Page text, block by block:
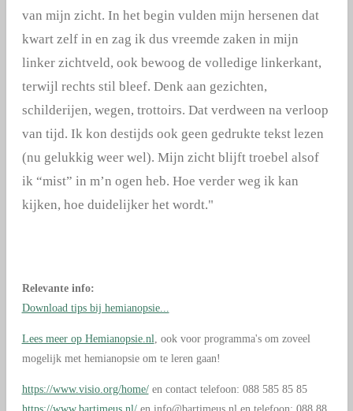
van mijn zicht. In het begin vulden mijn hersenen dat
kwart zelf in en zag ik dus vreemde zaken in mijn
linker zichtveld, ook bewoog de volledige linkerkant,
terwijl rechts stil bleef. Denk aan gezichten,
schilderijen, wegen, trottoirs. Dat verdween na verloop
van tijd. Ik kon destijds ook geen gedrukte tekst lezen
(nu gelukkig weer wel). Mijn zicht blijft troebel alsof
ik “mist” in m’n ogen heb. Hoe verder weg ik kan
kijken, hoe duidelijker het wordt."
Relevante info:
Download tips bij hemianopsie...
Lees meer op Hemianopsie.nl , ook voor programma's om zoveel
mogelijk met hemianopsie om te leren gaan!
https://www.visio.org/home/en contact telefoon: 088 585 85 85